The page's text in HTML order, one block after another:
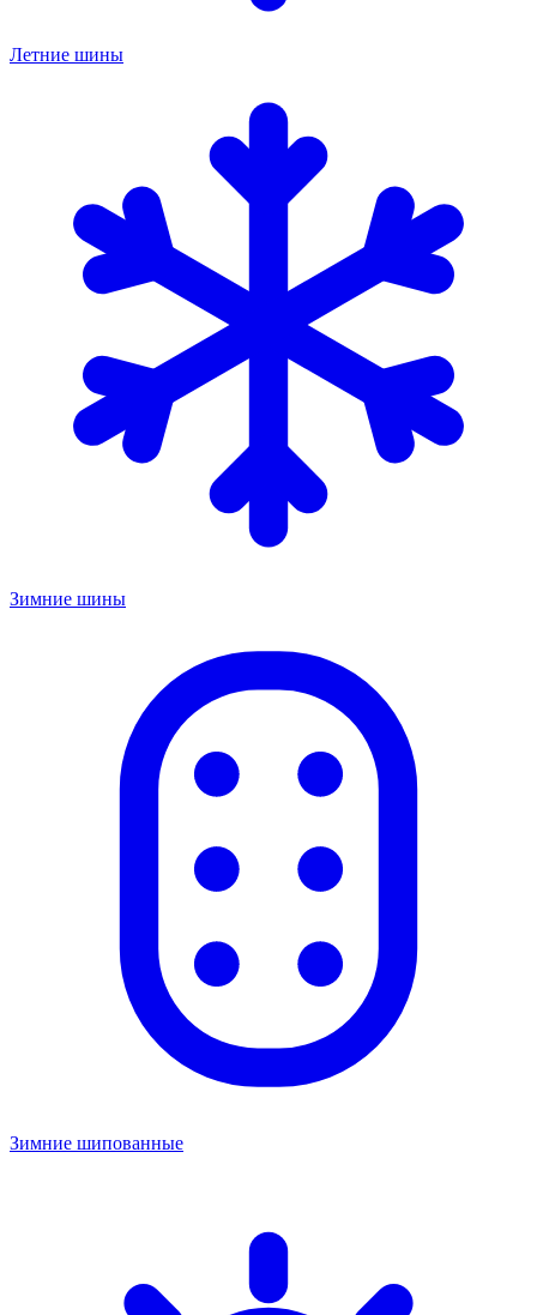
Летние шины
Зимние шины
Зимние шипованные